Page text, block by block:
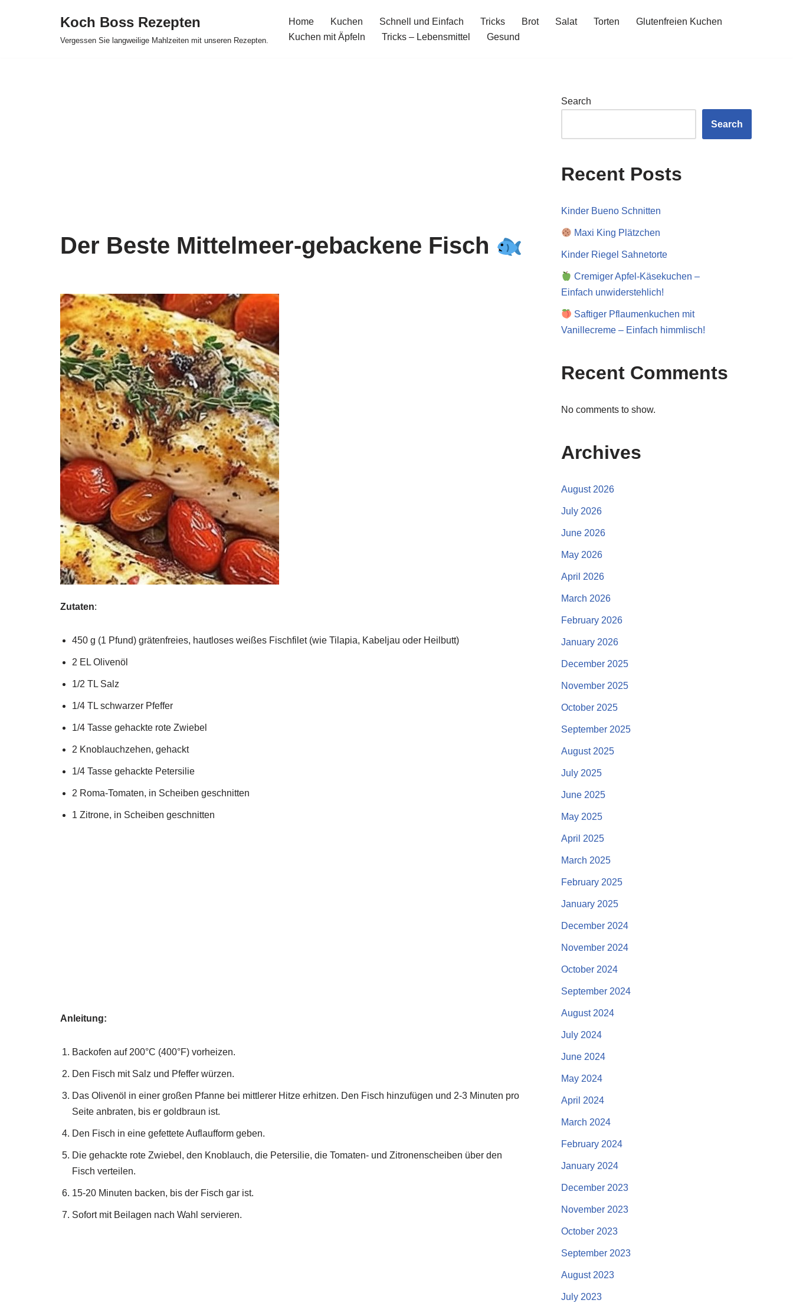
Koch Boss Rezepten
Vergessen Sie langweilige Mahlzeiten mit unseren Rezepten.
Home Kuchen Schnell und Einfach Tricks Brot Salat Torten
Glutenfreien Kuchen
Kuchen mit Äpfeln
Tricks – Lebensmittel Gesund
Der Beste Mittelmeer-gebackene Fisch
Zutaten:
450 g (1 Pfund) grätenfreies, hautloses weißes Fischfilet (wie Tilapia, Kabeljau oder Heilbutt)
2 EL Olivenöl
1/2 TL Salz
1/4 TL schwarzer Pfeffer
1/4 Tasse gehackte rote Zwiebel
2 Knoblauchzehen, gehackt
1/4 Tasse gehackte Petersilie
2 Roma-Tomaten, in Scheiben geschnitten
1 Zitrone, in Scheiben geschnitten
Anleitung:
Backofen auf 200°C (400°F) vorheizen.
Den Fisch mit Salz und Pfeffer würzen.
Das Olivenöl in einer großen Pfanne bei mittlerer Hitze erhitzen. Den Fisch hinzufügen und 2-3 Minuten pro
Seite anbraten, bis er goldbraun ist.
Den Fisch in eine gefettete Auflaufform geben.
Die gehackte rote Zwiebel, den Knoblauch, die Petersilie, die Tomaten- und Zitronenscheiben über den
Fisch verteilen.
15-20 Minuten backen, bis der Fisch gar ist.
Sofort mit Beilagen nach Wahl servieren.
Search
Search
Recent Posts
Kinder Bueno Schnitten
Maxi King Plätzchen
Kinder Riegel Sahnetorte
Cremiger Apfel-Käsekuchen –
Einfach unwiderstehlich!
Saftiger Pflaumenkuchen mit
Vanillecreme – Einfach himmlisch!
Recent Comments
No comments to show.
Archives
August 2026
July 2026
June 2026
May 2026
April 2026
March 2026
February 2026
January 2026
December 2025
November 2025
October 2025
September 2025
August 2025
July 2025
June 2025
May 2025
April 2025
March 2025
February 2025
January 2025
December 2024
November 2024
October 2024
September 2024
August 2024
July 2024
June 2024
May 2024
April 2024
March 2024
February 2024
January 2024
December 2023
November 2023
October 2023
September 2023
August 2023
July 2023